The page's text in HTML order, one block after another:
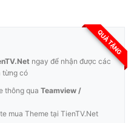
QUÀ TẶNG
ngay để nhận được các
từng có
thông qua Teamview /
mua Theme tại TienTV.Net